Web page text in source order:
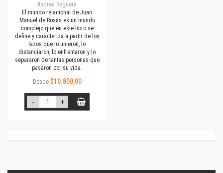
Andrea Reguera
El mundo relacional de Juan
Manuel de Rosas es un mundo
complejo que en este libro se
define y caracteriza a partir de los
lazos que lo unieron, lo
distanciaron, lo enfrentaron y lo
separaron de tantas personas que
pasaron por su vida.
Desde $10.800,00
- +